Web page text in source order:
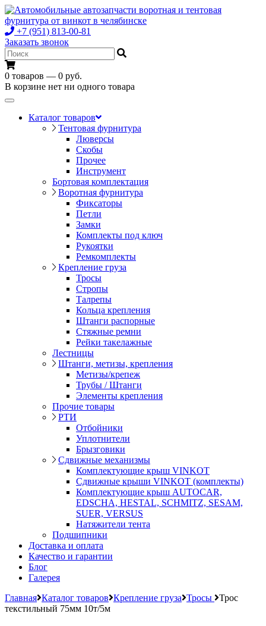
+7 (951) 813-00-81
Заказать звонок
0 товаров — 0 руб.
В корзине нет ни одного товара
Toggle
navigationКаталог товаров
Тентовая фурнитура
Люверсы
Скобы
Прочее
Инструмент
Бортовая комплектация
Воротная фурнитура
Фиксаторы
Петли
Замки
Комплекты под ключ
Рукоятки
Ремкомплекты
Крепление груза
Тросы
Стропы
Талрепы
Кольца крепления
Штанги распорные
Стяжные ремни
Рейки такелажные
Лестницы
Штанги, метизы, крепления
Метизы/крепеж
Трубы / Штанги
Элементы крепления
Прочие товары
РТИ
Отбойники
Уплотнители
Брызговики
Сдвижные механизмы
Комплектующие крыш VINKOT
Сдвижные крыши VINKOT (комплекты)
Комплектующие крыш AUTOCAR,
EDSCHA, HESTAL, SCHMITZ, SESAM,
SUER, VERSUS
Натяжители тента
Подшипники
Доставка и оплата
Качество и гарантии
Блог
Галерея
Главная Каталог товаров Крепление груза Тросы
Трос
текстильный 75мм 10т/5м